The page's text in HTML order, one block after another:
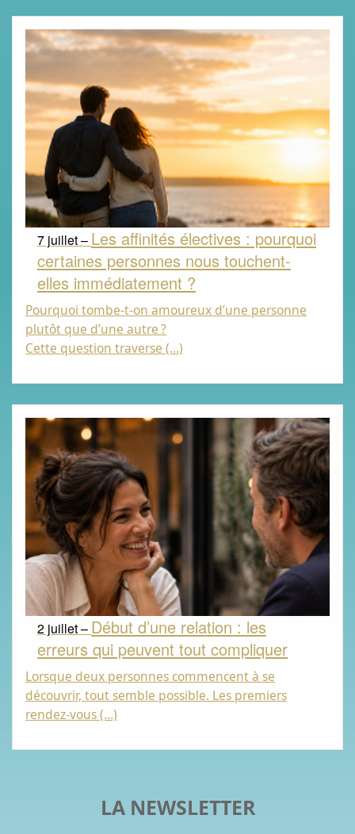
7 juillet – Les affinités électives : pourquoi
certaines personnes nous touchent-
elles immédiatement ?
Pourquoi tombe-t-on amoureux d’une personne
plutôt que d’une autre?
Cette question traverse (…)
2 juillet – Début d’une relation : les
erreurs qui peuvent tout compliquer
Lorsque deux personnes commencent à se
découvrir, tout semble possible. Les premiers
rendez-vous (…)
LA NEWSLETTER